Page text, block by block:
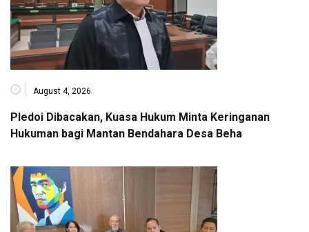
August 4, 2026
Pledoi Dibacakan, Kuasa Hukum Minta Keringanan
Hukuman bagi Mantan Bendahara Desa Beha